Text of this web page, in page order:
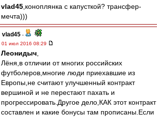
vlad45 ,коноплянка с капусткой? трансфер-
мечта)))
vlad45 -
01 июл 2016 08:29
Леонидыч
Лёня,в отличии от многих российских
футболеров,многие люди приехавшие из
Европы,не считают улучшенный контракт
вершиной и не перестают пахать и
прогрессировать.Другое дело,КАК этот контракт
составлен и какие бонусы там прописаны.Если